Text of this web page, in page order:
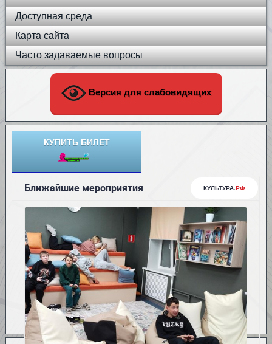
Доступная среда
Карта сайта
Часто задаваемые вопросы
Версия для слабовидящих
КУПИТЬ БИЛЕТ